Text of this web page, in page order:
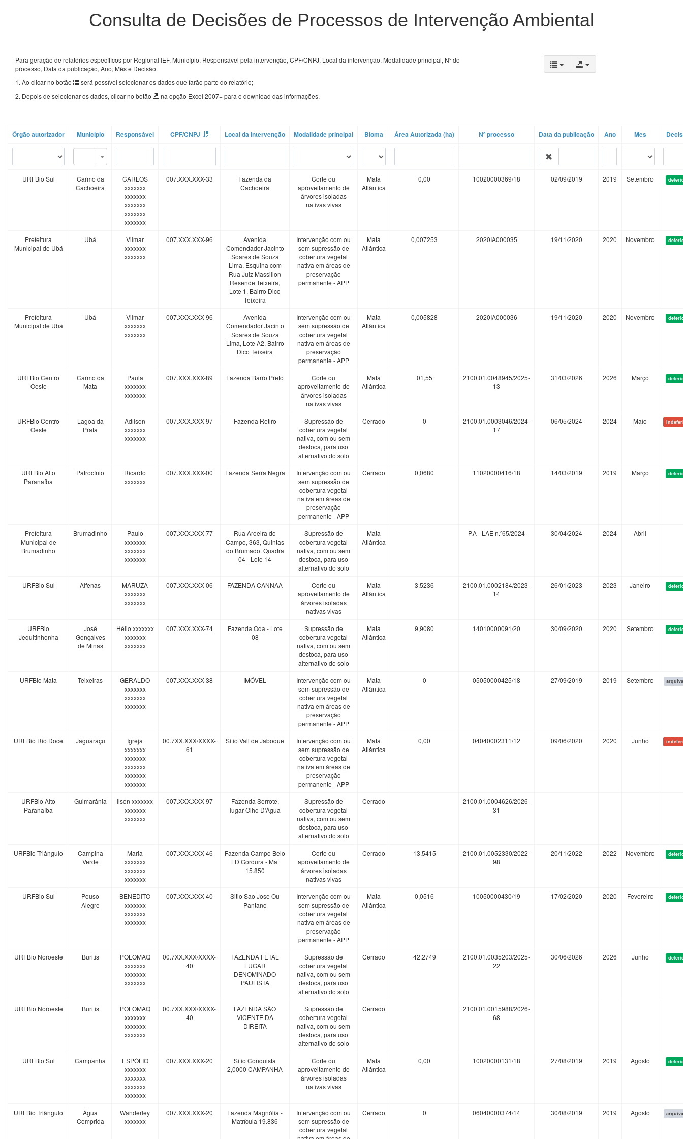
Consulta de Decisões de Processos de Intervenção Ambiental
Para geração de relatórios específicos por Regional IEF, Município, Responsável pela intervenção, CPF/CNPJ, Local da intervenção, Modalidade principal, Nº do
processo, Data da publicação, Ano, Mês e Decisão.
1. Ao clicar no botão
será possível selecionar os dados que farão parte do relatório;
2. Depois de selecionar os dados, clicar no botão
na opção Excel 2007+ para o download das informações.
Órgão autorizador Município Responsável CPF/CNPJ Local da intervenção Modalidade principal Bioma Área Autorizada (ha) Nº processo Data da publicação Ano Mes
URFBio Sul
Carmo da
Cachoeira
CARLOS
xxxxxxx
xxxxxxx
xxxxxxx
xxxxxxx
xxxxxxx
007.XXX.XXX-33
Fazenda da
Cachoeira
Corte ou
aproveitamento de
árvores isoladas
nativas vivas
Mata
Atlântica
0,00 10020000369/18 02/09/2019 2019 Setembro
Prefeitura
Municipal de Ubá
Ubá
Vilmar
xxxxxxx
xxxxxxx
007.XXX.XXX-96
Avenida
Comendador Jacinto
Soares de Souza
Lima, Esquina com
Rua Juiz Massillon
Resende Teixeira,
Lote 1, Bairro Dico
Teixeira
Intervenção com ou
sem supressão de
cobertura vegetal
nativa em áreas de
preservação
permanente - APP
Mata
Atlântica
0,007253 2020IA000035 19/11/2020 2020 Novembro
Prefeitura
Municipal de Ubá
Ubá
Vilmar
xxxxxxx
xxxxxxx
007.XXX.XXX-96
Avenida
Comendador Jacinto
Soares de Souza
Lima, Lote A2, Bairro
Dico Teixeira
Intervenção com ou
sem supressão de
cobertura vegetal
nativa em áreas de
preservação
permanente - APP
Mata
Atlântica
0,005828 2020IA000036 19/11/2020 2020 Novembro
URFBio Centro
Oeste
Carmo da
Mata
Paula
xxxxxxx
xxxxxxx
007.XXX.XXX-89 Fazenda Barro Preto
Corte ou
aproveitamento de
árvores isoladas
nativas vivas
Mata
Atlântica
01,55
2100.01.0048945/2025-
13
31/03/2026 2026 Março
URFBio Centro
Oeste
Lagoa da
Prata
Adilson
xxxxxxx
xxxxxxx
007.XXX.XXX-97 Fazenda Retiro
Supressão de
cobertura vegetal
nativa, com ou sem
destoca, para uso
alternativo do solo
Cerrado 0
2100.01.0003046/2024-
17
06/05/2024 2024 Maio
URFBio Alto
Paranaíba
Patrocínio
Ricardo
xxxxxxx
007.XXX.XXX-00 Fazenda Serra Negra
Intervenção com ou
sem supressão de
cobertura vegetal
nativa em áreas de
preservação
permanente - APP
Cerrado 0,0680 11020000416/18 14/03/2019 2019 Março
Prefeitura
Municipal de
Brumadinho
Brumadinho
Paulo
xxxxxxx
xxxxxxx
xxxxxxx
007.XXX.XXX-77
Rua Aroeira do
Campo, 363, Quintas
do Brumado. Quadra
04 - Lote 14
Supressão de
cobertura vegetal
nativa, com ou sem
destoca, para uso
alternativo do solo
Mata
Atlântica
P.A - LAE n.º65/2024 30/04/2024 2024 Abril
URFBio Sul Alfenas
MARUZA
xxxxxxx
xxxxxxx
007.XXX.XXX-06 FAZENDA CANNAA
Corte ou
aproveitamento de
árvores isoladas
nativas vivas
Mata
Atlântica
3,5236
2100.01.0002184/2023-
14
26/01/2023 2023 Janeiro
URFBio
Jequitinhonha
José
Gonçalves
de Minas
Hélio xxxxxxx
xxxxxxx
xxxxxxx
007.XXX.XXX-74
Fazenda Oda - Lote
08
Supressão de
cobertura vegetal
nativa, com ou sem
destoca, para uso
alternativo do solo
Mata
Atlântica
9,9080 14010000091/20 30/09/2020 2020 Setembro
URFBio Mata Teixeiras
GERALDO
xxxxxxx
xxxxxxx
xxxxxxx
007.XXX.XXX-38 IMÓVEL
Intervenção com ou
sem supressão de
cobertura vegetal
nativa em áreas de
preservação
permanente - APP
Mata
Atlântica
0 05050000425/18 27/09/2019 2019 Setembro
URFBio Rio Doce Jaguaraçu
Igreja
xxxxxxx
xxxxxxx
xxxxxxx
xxxxxxx
xxxxxxx
00.7XX.XXX/XXXX-
61
Sítio Vall de Jaboque
Intervenção com ou
sem supressão de
cobertura vegetal
nativa em áreas de
preservação
permanente - APP
Mata
Atlântica
0,00 04040002311/12 09/06/2020 2020 Junho
URFBio Alto
Paranaíba
Guimarânia
Ilson xxxxxxx
xxxxxxx
xxxxxxx
007.XXX.XXX-97
Fazenda Serrote,
lugar Olho D'Água
Supressão de
cobertura vegetal
nativa, com ou sem
destoca, para uso
alternativo do solo
Cerrado
2100.01.0004626/2026-
31
URFBio Triângulo
Campina
Verde
Maria
xxxxxxx
xxxxxxx
xxxxxxx
007.XXX.XXX-46
Fazenda Campo Belo
LD Gordura - Mat
15.850
Corte ou
aproveitamento de
árvores isoladas
nativas vivas
Cerrado 13,5415
2100.01.0052330/2022-
98
20/11/2022 2022 Novembro
URFBio Sul
Pouso
Alegre
BENEDITO
xxxxxxx
xxxxxxx
xxxxxxx
007.XXX.XXX-40
Sitio Sao Jose Ou
Pantano
Intervenção com ou
sem supressão de
cobertura vegetal
nativa em áreas de
preservação
permanente - APP
Mata
Atlântica
0,0516 10050000430/19 17/02/2020 2020 Fevereiro
URFBio Noroeste Buritis
POLOMAQ
xxxxxxx
xxxxxxx
xxxxxxx
00.7XX.XXX/XXXX-
40
FAZENDA FETAL
LUGAR
DENOMINADO
PAULISTA
Supressão de
cobertura vegetal
nativa, com ou sem
destoca, para uso
alternativo do solo
Cerrado 42,2749
2100.01.0035203/2025-
22
30/06/2026 2026 Junho
URFBio Noroeste Buritis
POLOMAQ
xxxxxxx
xxxxxxx
xxxxxxx
00.7XX.XXX/XXXX-
40
FAZENDA SÃO
VICENTE DA
DIREITA
Supressão de
cobertura vegetal
nativa, com ou sem
destoca, para uso
alternativo do solo
Cerrado
2100.01.0015988/2026-
68
URFBio Sul Campanha
ESPÓLIO
xxxxxxx
xxxxxxx
xxxxxxx
xxxxxxx
007.XXX.XXX-20
Sitio Conquista
2,0000 CAMPANHA
Corte ou
aproveitamento de
árvores isoladas
nativas vivas
Mata
Atlântica
0,00 10020000131/18 27/08/2019 2019 Agosto
URFBio Triângulo
Água
Comprida
Wanderley
xxxxxxx
007.XXX.XXX-20
Fazenda Magnólia -
Matrícula 19.836
Intervenção com ou
sem supressão de
cobertura vegetal
Cerrado 0 06040000374/14 30/08/2019 2019 Agosto